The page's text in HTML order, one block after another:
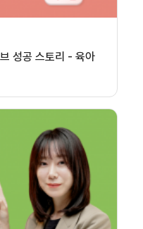
성공 스토리 - 육아